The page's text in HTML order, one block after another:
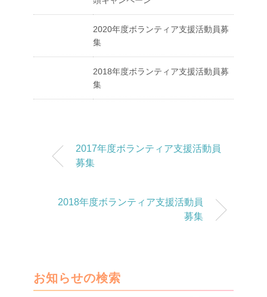
2020年度ボランティア支援活動員募
集
2018年度ボランティア支援活動員募
集
2017年度ボランティア支援活動員
募集
2018年度ボランティア支援活動員
募集
お知らせの検索